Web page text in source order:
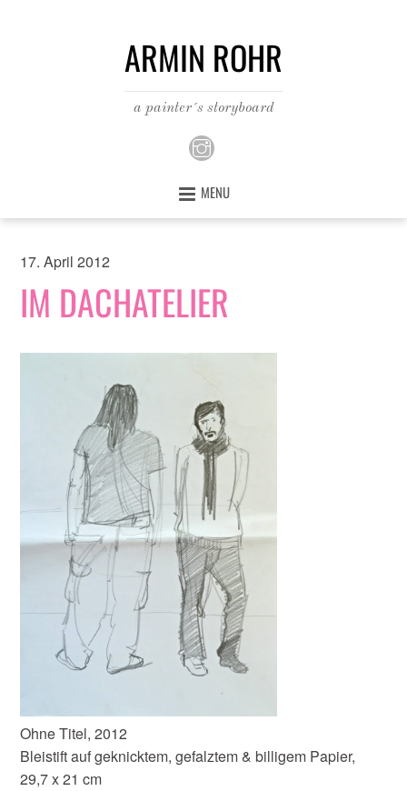
ARMIN ROHR
a painter´s storyboard
MENU
17. April 2012
IM DACHATELIER
Ohne Titel, 2012
Bleistift auf geknicktem, gefalztem & billigem Papier,
29,7 x 21 cm